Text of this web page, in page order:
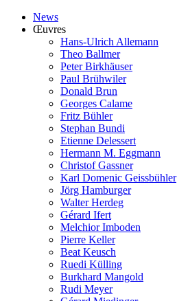
News
Œuvres
Hans-Ulrich Allemann
Theo Ballmer
Peter Birkhäuser
Paul Brühwiler
Donald Brun
Georges Calame
Fritz Bühler
Stephan Bundi
Etienne Delessert
Hermann M. Eggmann
Christof Gassner
Karl Domenic Geissbühler
Jörg Hamburger
Walter Herdeg
Gérard Ifert
Melchior Imboden
Pierre Keller
Beat Keusch
Ruedi Külling
Burkhard Mangold
Rudi Meyer